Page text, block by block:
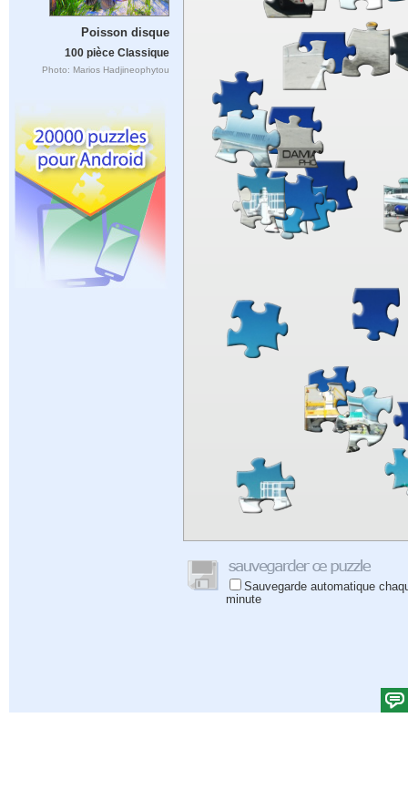
Poisson disque
100 pièce Classique
Photo: Marios Hadjineophytou
Sauvegarde automatique
minute